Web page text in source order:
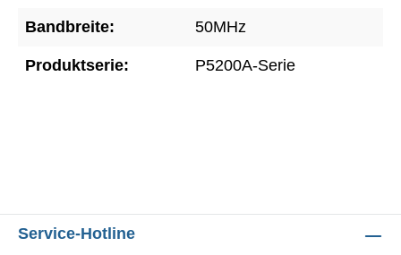
Bandbreite: 50MHz
Produktserie: P5200A-Serie
Service-Hotline